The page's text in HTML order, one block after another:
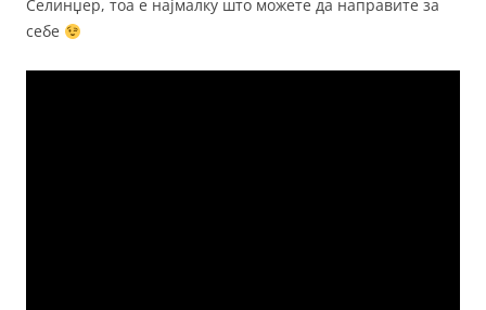
Селинџер, тоа е најмалку што можете да направите за
себе